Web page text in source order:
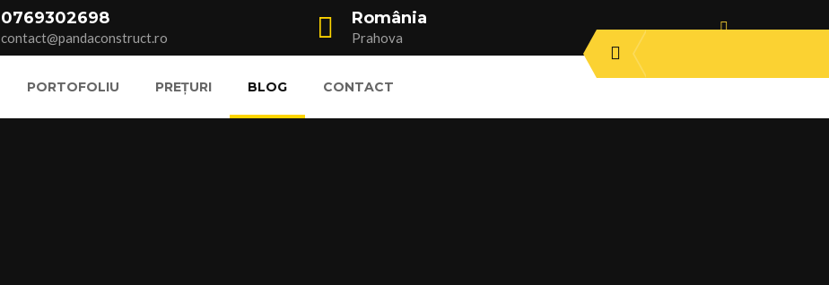
0769302698
contact@pandaconstruct.ro
România
Prahova
PORTOFOLIU PREȚURI BLOG CONTACT